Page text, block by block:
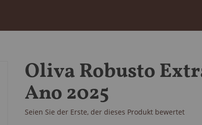
Oliva Robusto
Ano 2025
Seien Sie der Erste, der dieses Produkt bewertet